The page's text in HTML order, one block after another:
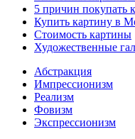
5 причин покупать
Купить картину в
Стоимость картины
Художественные
Абстракция
Импрессионизм
Реализм
Фовизм
Экспрессионизм